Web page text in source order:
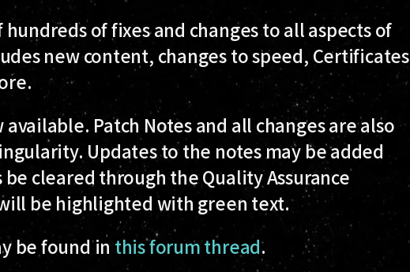
hundreds of fixes and changes to all aspects of
new content, changes to speed, Certificates
Patch Notes and all changes are also
Updates to the notes may be added
cleared through the Quality Assurance
be highlighted with green text.
be found in this forum thread.